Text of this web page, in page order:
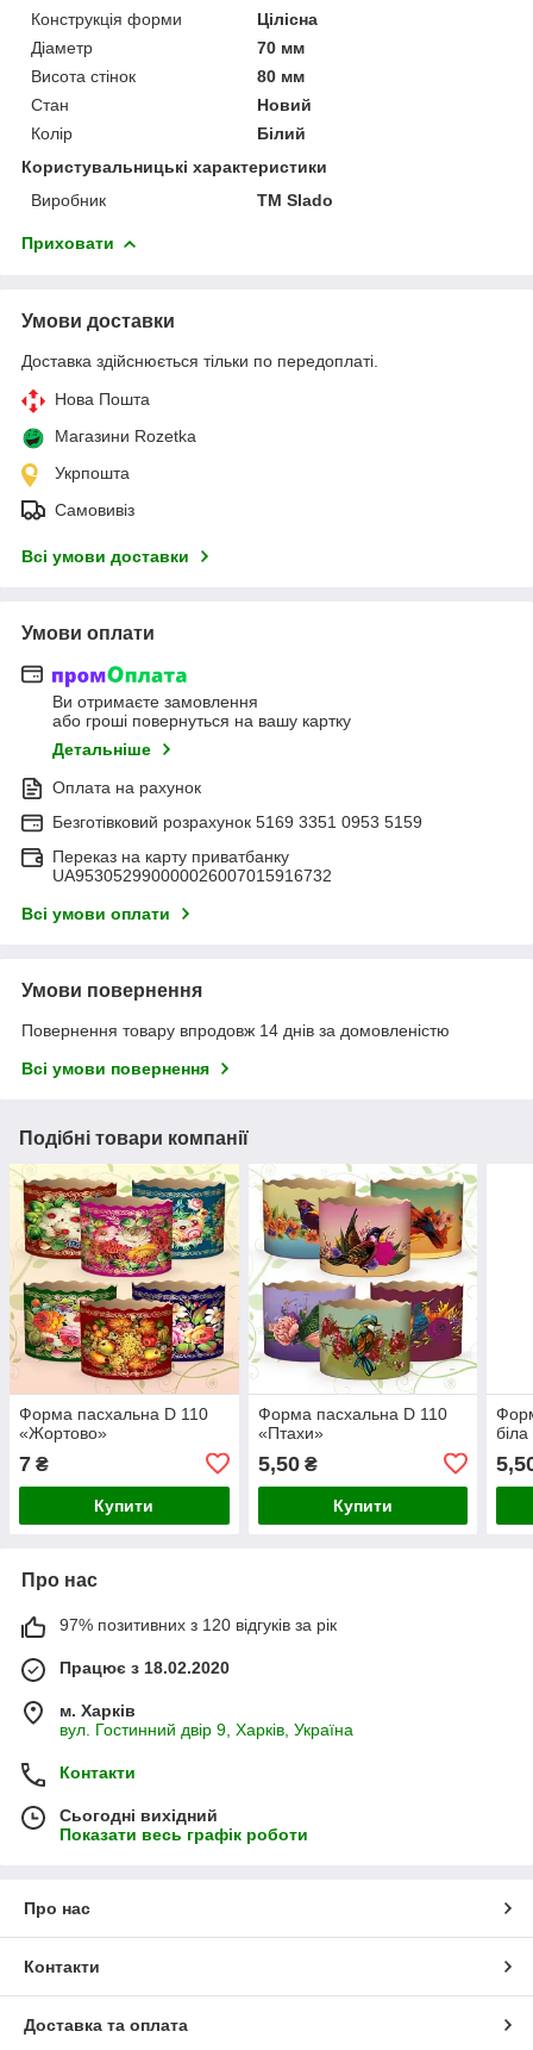
Конструкція форми
Цілісна
Діаметр
70 мм
Висота стінок
80 мм
Стан
Новий
Колір
Білий
Користувальницькі характеристики
Виробник
ТМ Slado
Приховати
Умови доставки
Доставка здійснюється тільки по передоплаті.
Нова Пошта
Магазини Rozetka
Укрпошта
Самовивіз
Всі умови доставки
Умови оплати
Ви отримаєте замовлення
або гроші повернуться на вашу картку
Детальніше
Оплата на рахунок
Безготівковий розрахунок 5169 3351 0953 5159
Переказ на карту приватбанку
UA953052990000026007015916732
Всі умови оплати
Умови повернення
Повернення товару впродовж 14 днів за домовленістю
Всі умови повернення
Подібні товари компанії
Форма пасхальна D 110
«Жортово»
7 ₴
Купити
Форма пасхальна D 110
«Птахи»
5,50₴
Купити
біла
Про нас
97% позитивних з 120 відгуків за рік
Працює з 18.02.2020
м. Харків
вул. Гостинний двір 9, Харків, Україна
Контакти
Сьогодні вихідний
Показати весь графік роботи
Про нас
Контакти
Доставка та оплата